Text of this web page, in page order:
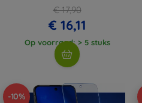
€ 17,90
€ 16,11
Op voorraad: > 5 stuks
-10%